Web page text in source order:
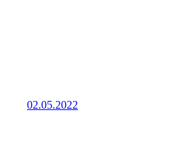
02.05.2022